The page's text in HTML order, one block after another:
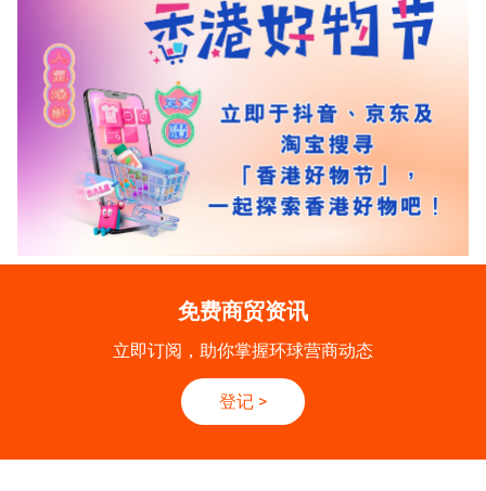
免费商贸资讯
立即订阅，助你掌握环球营商动态
登记 >